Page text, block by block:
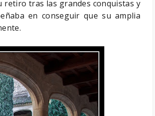
retiro tras las grandes conquistas y
en conseguir que su amplia